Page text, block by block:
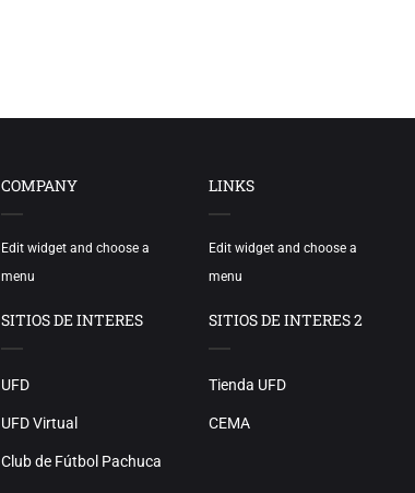
COMPANY
Edit widget and choose a
menu
SITIOS DE INTERES
UFD
UFD Virtual
Club de Fútbol Pachuca
LINKS
Edit widget and choose a
menu
SITIOS DE INTERES 2
Tienda UFD
CEMA